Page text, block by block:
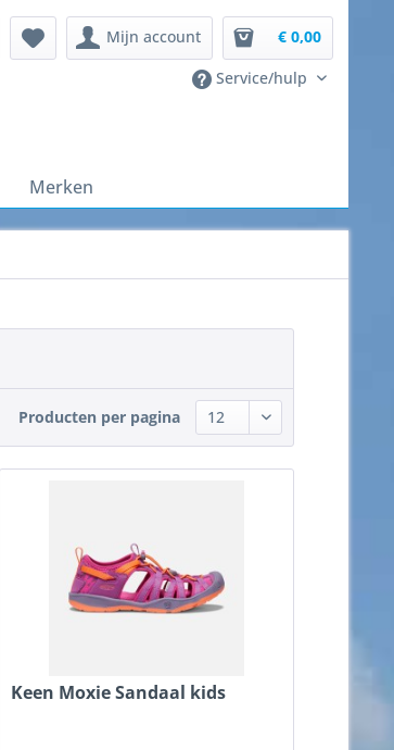
Mijn account
€ 0,00
Service/hulp
Merken
Producten per pagina
Keen Moxie Sandaal kids